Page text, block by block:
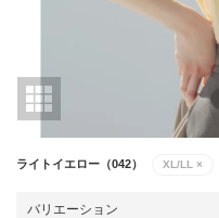
ライトイエロー（042） XL/LL ×
バリエーション